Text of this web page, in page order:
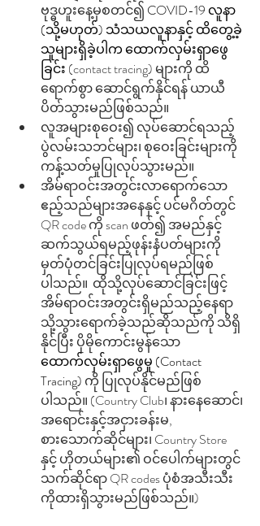
ဗုဒ္ဓဟူးနေ့မှစတင်၍ COVID-19 လူနာ
(သို့မဟုတ်) သံသယလူနာနှင့် ထိတွေ့ခဲ့
သူများရှိခဲ့ပါက ထောက်လှမ်းရှာဖွေ
ခြင်း (contact tracing) များကို ထိ
ရောက်စွာ ဆောင်ရွက်နိုင်ရန် ယာယီ
ပိတ်သွားမည်ဖြစ်သည်။
လူအများစုဝေး၍ လုပ်ဆောင်ရသည့်
ပွဲလမ်းသဘင်များ၊ စုဝေးခြင်းများကို
ကန့်သတ်မှုပြုလုပ်သွားမည်။
အိမ်ရာဝင်းအတွင်းလာရောက်သော
ဧည့်သည်များအနေနှင့် ပင်မဂိတ်တွင်
QR code ကို scan ဖတ်၍ အမည်နှင့်
ဆက်သွယ်ရမည့်ဖုန်းနံပတ်များကို
မှတ်ပုံတင်ခြင်းပြုလုပ်ရမည်ဖြစ်
ပါသည်။  ထိုသို့လုပ်ဆောင်ခြင်းဖြင့်
အိမ်ရာဝင်းအတွင်းရှိမည်သည့်နေရာ
သို့သွားရောက်ခဲ့သည်ဆိုသည်ကို သိရှိ
နိုင်ပြီး ပိုမိုကောင်းမွန်သော
ထောက်လှမ်းရှာဖွေမှု (Contact
Tracing) ကို ပြုလုပ်နိုင်မည်ဖြစ်
ပါသည်။ (Country Club၊ နားနေဆောင်၊
အရောင်းနှင့်အငှားခန်းမ,
စားသောက်ဆိုင်များ၊ Country Store
နှင့် ဟိုတယ်များ၏ ဝင်ပေါက်များတွင်
သက်ဆိုင်ရာ QR codes ပုံစံအသီးသီး
ကိုထားရှိသွားမည်ဖြစ်သည်။)